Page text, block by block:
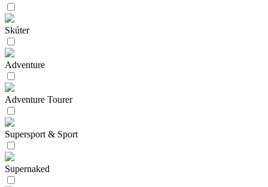
Skúter
Adventure
Adventure Tourer
Supersport & Sport
Supernaked